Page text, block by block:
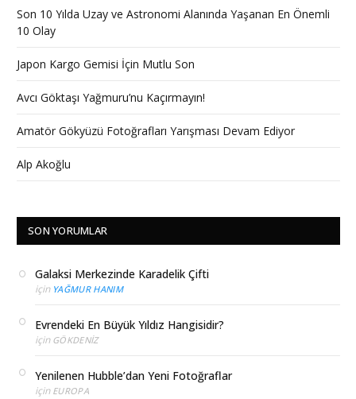
Son 10 Yılda Uzay ve Astronomi Alanında Yaşanan En Önemli
10 Olay
Japon Kargo Gemisi İçin Mutlu Son
Avcı Göktaşı Yağmuru’nu Kaçırmayın!
Amatör Gökyüzü Fotoğrafları Yarışması Devam Ediyor
Alp Akoğlu
SON YORUMLAR
Galaksi Merkezinde Karadelik Çifti
için YAĞMUR HANIM
Evrendeki En Büyük Yıldız Hangisidir?
için GÖKDENIZ
Yenilenen Hubble’dan Yeni Fotoğraflar
için EUROPA